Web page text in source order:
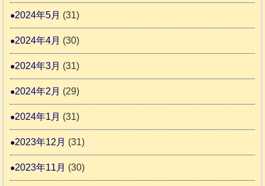
2024年5月 (31)
2024年4月 (30)
2024年3月 (31)
2024年2月 (29)
2024年1月 (31)
2023年12月 (31)
2023年11月 (30)